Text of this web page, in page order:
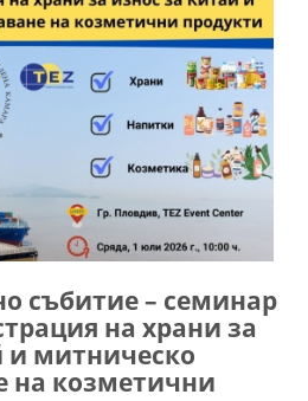
събитие – семинар
на храни за
и митническо
на козметични